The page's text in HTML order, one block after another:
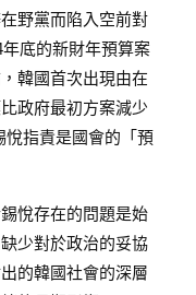
野黨而陷入空前對
底的新財年預算案
韓國首次出現由在
政府最初方案減少
悅指責是國會的「預
悅存在的問題是始
少對於政治的妥協
的韓國社會的深層